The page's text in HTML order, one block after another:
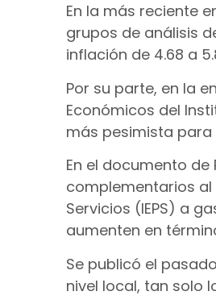
En la más reciente
grupos de análisis
inflación de 4.68 a
Por su parte, en la
Económicos del
más pesimista
En el documento de
complementarios al
Servicios (IEPS) a
aumenten en
Se publicó el
nivel local, tan solo